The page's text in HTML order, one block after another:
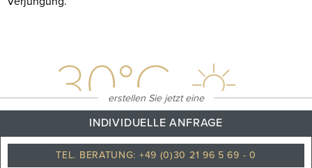
erstellen Sie jetzt eine
INDIVIDUELLE ANFRAGE
TEL. BERATUNG: +49 (0)30 21 96 5 69 - 0
30°C
Klarer himmel